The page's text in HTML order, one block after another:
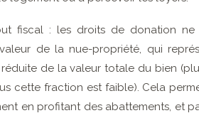
fiscal : les droits de donation ne
de la nue-propriété, qui
de la valeur totale du bien
cette fraction est faible). Cela
en profitant des abattements, et